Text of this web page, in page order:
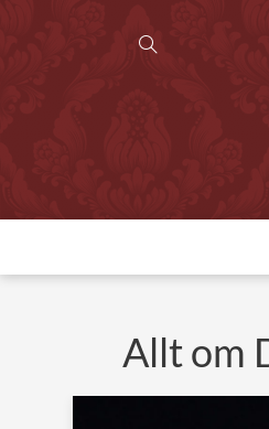
Allt om